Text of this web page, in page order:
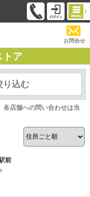
お問合せ
トア
り込む
店舗への問い合わせは当
前